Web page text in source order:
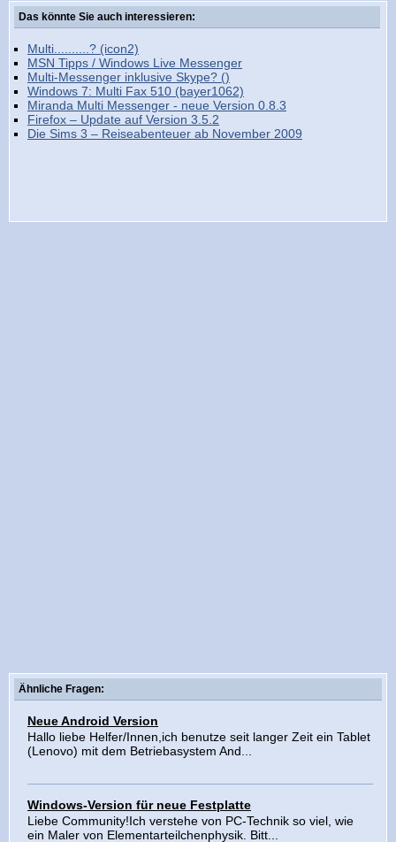
Das könnte Sie auch interessieren:
Multi..........? (icon2)
MSN Tipps / Windows Live Messenger
Multi-Messenger inklusive Skype? ()
Windows 7: Multi Fax 510 (bayer1062)
Miranda Multi Messenger - neue Version 0.8.3
Firefox – Update auf Version 3.5.2
Die Sims 3 – Reiseabenteuer ab November 2009
Ähnliche Fragen:
Neue Android Version
Hallo liebe Helfer/Innen,ich benutze seit langer Zeit ein Tablet
(Lenovo) mit dem Betriebasystem And...
Windows-Version für neue Festplatte
Liebe Community!Ich verstehe von PC-Technik so viel, wie
ein Maler von Elementarteilchenphysik. Bitt...